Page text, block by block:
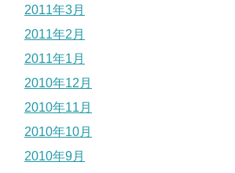
2011年3月
2011年2月
2011年1月
2010年12月
2010年11月
2010年10月
2010年9月